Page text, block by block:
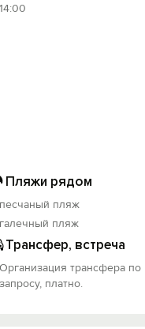
14:00
Пляжи рядом
песчаный пляж
галечный пляж
Трансфер, встреча
Организация трансфера по
запросу, платно.